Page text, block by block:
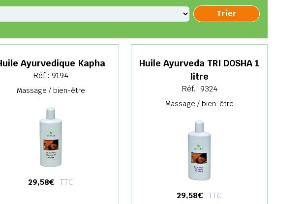
Ayurvedique Kapha
Réf.: 9194
Massage / bien-être
29,58€ TTC
Huile Ayurveda TRI DOSHA 1
litre
Réf.: 9324
Massage / bien-être
29,58€ TTC